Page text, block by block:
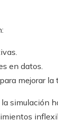
en datos.
mejorar la
simulación